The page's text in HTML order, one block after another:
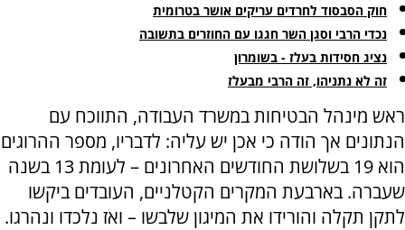
חוק הסבסוד לחרדים עריקים אושר בטרומית
נכדי הרבי וסגן השר חגגו עם החוזרים בתשובה
נציג חסידות בעלז - בשומרון
זה לא נתניהו, זה הרבי מבעלז
ראש מינהל הבטיחות במשרד העבודה, התווכח עם
הנתונים אך הודה כי אכן יש עליה: לדבריו, מספר ההרוגים
הוא 19 בשלושת החודשים האחרונים – לעומת 13 בשנה
שעברה. בארבעת המקרים הקטלניים, העובדים ביקשו
לתקן תקלה והורידו את המיגון שלבשו – ואז נלכדו ונהרגו.